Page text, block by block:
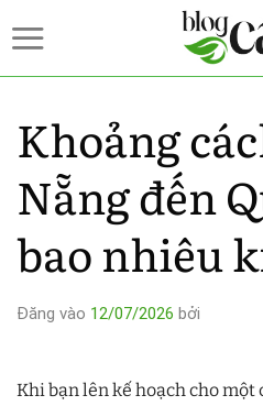
qua
Khoảng
Nẵng đến
bao nhiêu
Đăng vào 12/07/2026 bởi
Khi bạn lên kế hoạch cho